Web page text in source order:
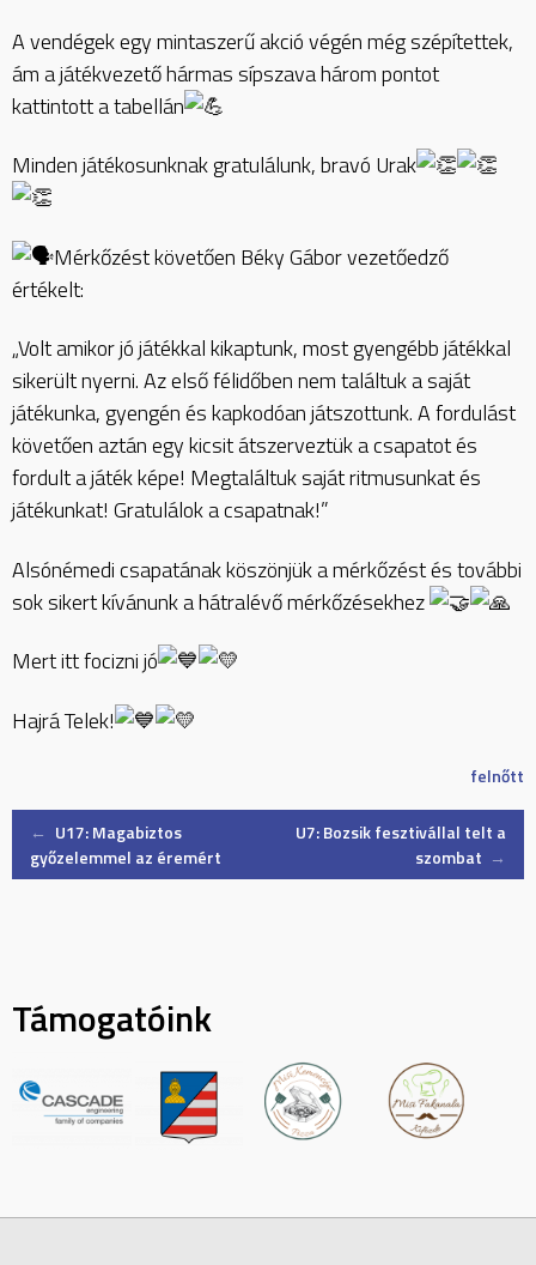
A vendégek egy mintaszerű akció végén még szépítettek,
ám a játékvezető hármas sípszava három pontot
kattintott a tabellán
Minden játékosunknak gratulálunk, bravó Urak
Mérkőzést követően Béky Gábor vezetőedző
értékelt:
„Volt amikor jó játékkal kikaptunk, most gyengébb játékkal
sikerült nyerni. Az első félidőben nem találtuk a saját
játékunka, gyengén és kapkodóan játszottunk. A fordulást
követően aztán egy kicsit átszerveztük a csapatot és
fordult a játék képe! Megtaláltuk saját ritmusunkat és
játékunkat! Gratulálok a csapatnak!”
Alsónémedi csapatának köszönjük a mérkőzést és további
sok sikert kívánunk a hátralévő mérkőzésekhez
Mert itt focizni jó
Hajrá Telek!
felnőtt
Post
← U17: Magabiztos
győzelemmel az éremért
U7: Bozsik fesztivállal telt a
szombat →
Támogatóink